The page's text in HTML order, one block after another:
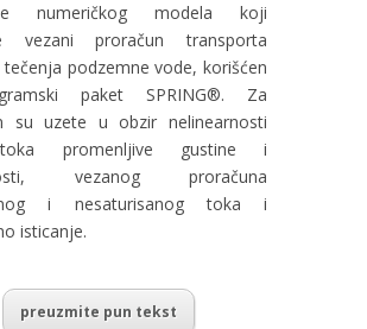
numeričkog modela koji
vezani proračun transporta
podzemne vode, korišćen
paket SPRING®. Za
su uzete u obzir nelinearnosti
promenljive gustine i
vezanog proračuna
i nesaturisanog toka i
isticanje.
preuzmite pun tekst